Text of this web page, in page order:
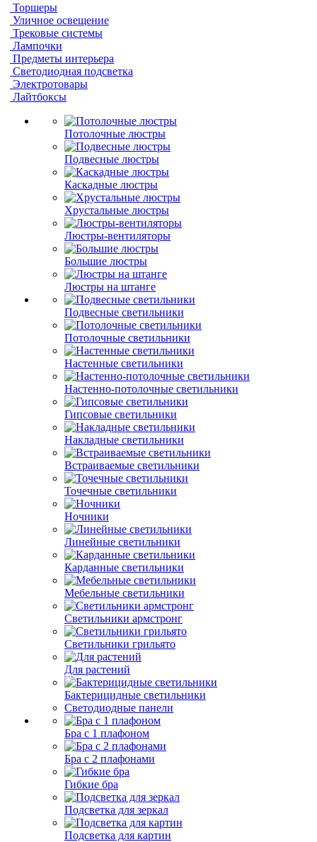
Торшеры
Уличное освещение
Трековые системы
Лампочки
Предметы интерьера
Светодиодная подсветка
Электротовары
Лайтбоксы
Потолочные люстры
Подвесные люстры
Каскадные люстры
Хрустальные люстры
Люстры-вентиляторы
Большие люстры
Люстры на штанге
Подвесные светильники
Потолочные светильники
Настенные светильники
Настенно-потолочные светильники
Гипсовые светильники
Накладные светильники
Встраиваемые светильники
Точечные светильники
Ночники
Линейные светильники
Карданные светильники
Мебельные светильники
Светильники армстронг
Светильники грильято
Для растений
Бактерицидные светильники
Светодиодные панели
Бра с 1 плафоном
Бра с 2 плафонами
Гибкие бра
Подсветка для зеркал
Подсветка для картин